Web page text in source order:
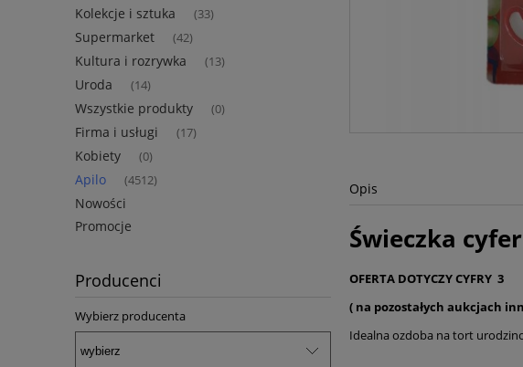
Kolekcje i sztuka (33)
Supermarket (42)
Kultura i rozrywka (13)
Uroda (14)
Wszystkie produkty (0)
Firma i usługi (17)
Kobiety (0)
Apilo (4512)
Nowości
Promocje
Producenci
Wybierz producenta
Opis
Świeczka
OFERTA DOTYCZY CYFRY 3
( na pozostałych aukcjach
Idealna ozdoba na tort